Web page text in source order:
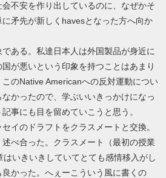
不安を作り出しているのに、なぜかそ
矛先が新しくhavesとなった方へ向か
ある。私達日本人は外国製品が身近に
が悪いという印象を持つことはあまり
のNative Americanへの反対運動につい
かったので、学ぶいいきっかけになっ
事にも目を留めていこうと思う。
イのドラフトをクラスメートと交換。
べ合った。クラスメート（最初の授業
いきいきしていてとても感情移入がし
かった。へぇーこういう風に書くの